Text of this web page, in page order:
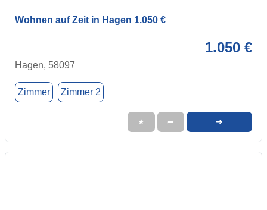
Wohnen auf Zeit in Hagen 1.050 €
1.050 €
Hagen, 58097
Zimmer Zimmer 2
★ ➦ ➜